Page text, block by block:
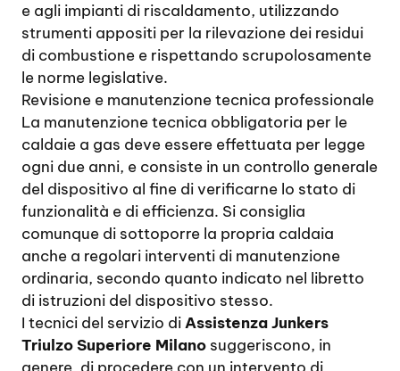
e agli impianti di riscaldamento, utilizzando
strumenti appositi per la rilevazione dei residui
di combustione e rispettando scrupolosamente
le norme legislative.
Revisione e manutenzione tecnica professionale
La manutenzione tecnica obbligatoria per le
caldaie a gas deve essere effettuata per legge
ogni due anni, e consiste in un controllo generale
del dispositivo al fine di verificarne lo stato di
funzionalità e di efficienza. Si consiglia
comunque di sottoporre la propria caldaia
anche a regolari interventi di manutenzione
ordinaria, secondo quanto indicato nel libretto
di istruzioni del dispositivo stesso.
I tecnici del servizio diAssistenza Junkers
Triulzo Superiore Milano suggeriscono, in